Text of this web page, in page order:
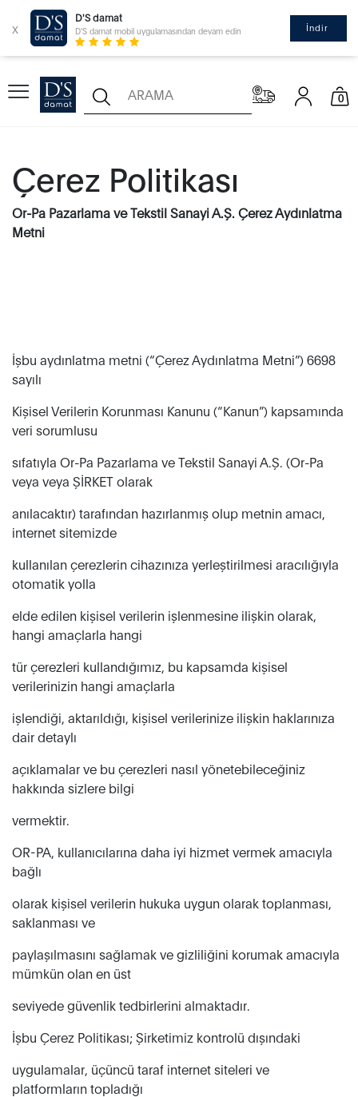
x
D'S damat
D'S damat mobil uygulamasından devam edin İndir
0
Çerez Politikası
Or-Pa Pazarlama ve Tekstil Sanayi A.Ş. Çerez Aydınlatma
Metni
İşbu aydınlatma metni (“Çerez Aydınlatma Metni”) 6698
sayılı
Kişisel Verilerin Korunması Kanunu (“Kanun”) kapsamında
veri sorumlusu
sıfatıyla Or-Pa Pazarlama ve Tekstil Sanayi A.Ş. (Or-Pa
veya veya ŞİRKET olarak
anılacaktır) tarafından hazırlanmış olup metnin amacı,
internet sitemizde
kullanılan çerezlerin cihazınıza yerleştirilmesi aracılığıyla
otomatik yolla
elde edilen kişisel verilerin işlenmesine ilişkin olarak,
hangi amaçlarla hangi
tür çerezleri kullandığımız, bu kapsamda kişisel
verilerinizin hangi amaçlarla
işlendiği, aktarıldığı, kişisel verilerinize ilişkin haklarınıza
dair detaylı
açıklamalar ve bu çerezleri nasıl yönetebileceğiniz
hakkında sizlere bilgi
vermektir.
OR-PA, kullanıcılarına daha iyi hizmet vermek amacıyla
bağlı
olarak kişisel verilerin hukuka uygun olarak toplanması,
saklanması ve
paylaşılmasını sağlamak ve gizliliğini korumak amacıyla
mümkün olan en üst
seviyede güvenlik tedbirlerini almaktadır.
İşbu Çerez Politikası; Şirketimiz kontrolü dışındaki
uygulamalar, üçüncü taraf internet siteleri ve
platformların topladığı